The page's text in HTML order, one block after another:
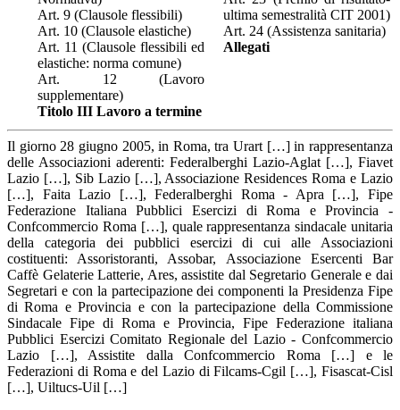
Art. 9 (Clausole flessibili)
Art. 10 (Clausole elastiche)
Art. 11 (Clausole flessibili ed
elastiche: norma comune)
Art. 12 (Lavoro
supplementare)
Titolo III Lavoro a termine
ultima semestralità CIT 2001)
Art. 24 (Assistenza sanitaria)
Allegati
Il giorno 28 giugno 2005, in Roma, tra Urart […] in rappresentanza
delle Associazioni aderenti: Federalberghi Lazio-Aglat […], Fiavet
Lazio […], Sib Lazio […], Associazione Residences Roma e Lazio
[…], Faita Lazio […], Federalberghi Roma - Apra […], Fipe
Federazione Italiana Pubblici Esercizi di Roma e Provincia -
Confcommercio Roma […], quale rappresentanza sindacale unitaria
della categoria dei pubblici esercizi di cui alle Associazioni
costituenti: Assoristoranti, Assobar, Associazione Esercenti Bar
Caffè Gelaterie Latterie, Ares, assistite dal Segretario Generale e dai
Segretari e con la partecipazione dei componenti la Presidenza Fipe
di Roma e Provincia e con la partecipazione della Commissione
Sindacale Fipe di Roma e Provincia, Fipe Federazione italiana
Pubblici Esercizi Comitato Regionale del Lazio - Confcommercio
Lazio […], Assistite dalla Confcommercio Roma […] e le
Federazioni di Roma e del Lazio di Filcams-Cgil […], Fisascat-Cisl
[…], Uiltucs-Uil […]